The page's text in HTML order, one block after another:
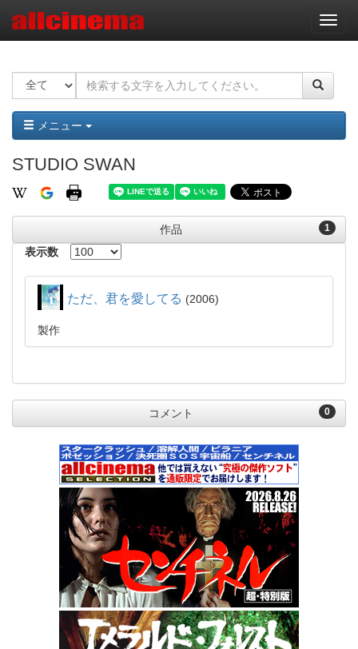
ナ
ビ
ー
ョ
ン
メニュー
STUDIO SWAN
1
作品
表示数
ただ、君を愛してる 2006
製作
0
コメント